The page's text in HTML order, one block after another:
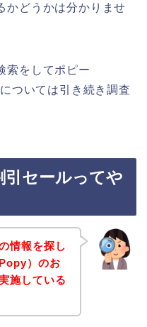
かどうかは分かりませ
索をしてポピー
ついては引き続き調査
セールってや
情報を探し
）のお
施している